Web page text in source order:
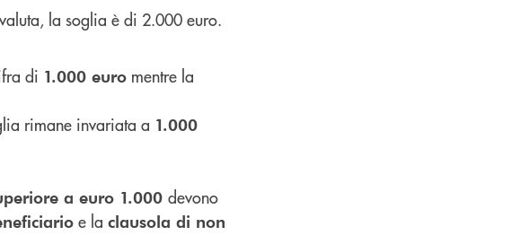
la soglia è di 2.000 euro.
di 1.000 euro mentre la
rimane invariata a 1.000
a euro 1.000 devono
e la clausola di non